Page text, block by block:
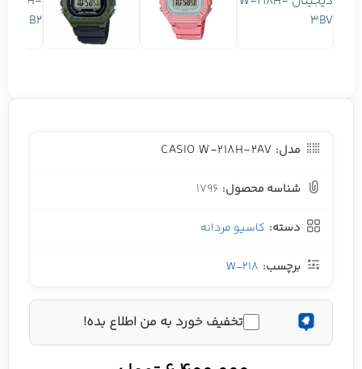
مدل: CASIO W-218H-2AV
شناسه محصول: 1796
دسته: کاسیو مردانه
برچسب: W-218
تخفیف خورد به من اطلاع بده!